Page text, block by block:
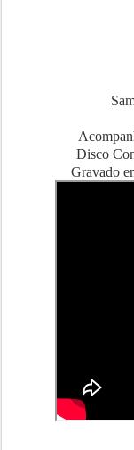
Disco
Gravado